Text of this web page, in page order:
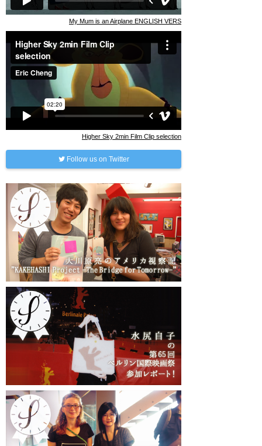
My Mum is an Airplane ENGLISH VERS
Higher Sky 2min Film Clip selection
Follow us on Twitter